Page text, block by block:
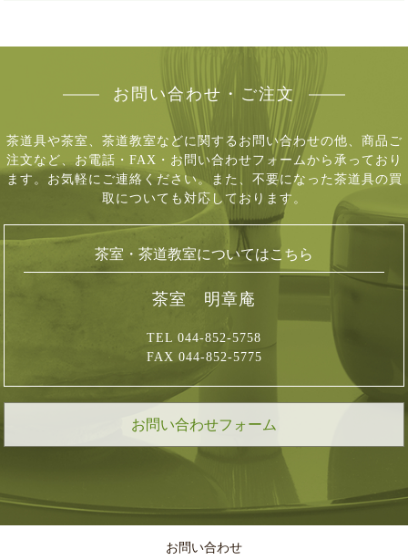
お問い合わせ・ご注文
茶道具や茶室、茶道教室などに関するお問い合わせの他、商品ご
注文など、 お電話・FAX・お問い合わせフォームから承っており
ます。お気軽にご連絡ください。 また、不要になった茶道具の買
取についても対応しております。
茶室・茶道教室についてはこちら
茶室 明章庵
TEL 044-852-5758
FAX 044-852-5775
お問い合わせフォーム
お問い合わせ